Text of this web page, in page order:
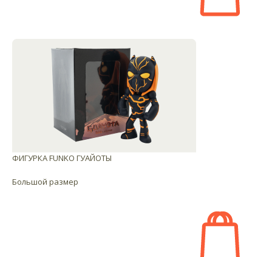
ФИГУРКА FUNKO ГУАЙОТЫ
Большой размер